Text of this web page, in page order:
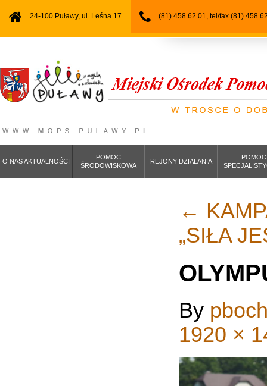
24-100 Puławy, ul. Leśna 17 (81) 458 62 01, tel/fax (81) 458
O NAS AKTUALNOŚCI
POMOC
ŚRODOWISKOWA
REJONY DZIAŁANIA
POMOC
←
„SIŁA
By
1920 ×